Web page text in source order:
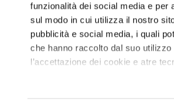
funzionalità dei social media e per
sul modo in cui utilizza il nostro
pubblicità e social media, i quali
che hanno raccolto dal suo
l’accettazione dei cookie e atre
al nostro garage. Troverai nuovi